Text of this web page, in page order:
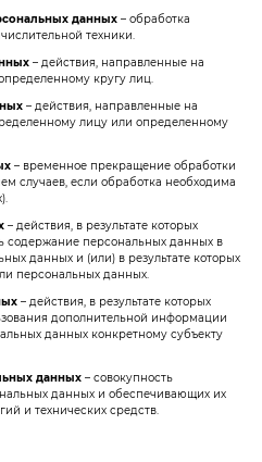
данных– обработка
техники.
– действия, направленные на
кругу лиц.
– действия, направленные на
лицу или определенному
– временное прекращение обработки
случаев, если обработка необходима
– действия, в результате которых
содержание персональных данных в
данных и (или) в результате которых
персональных данных.
– действия, в результате которых
дополнительной информации
данных конкретному субъекту
данных– совокупность
данных и обеспечивающих их
и технических средств.